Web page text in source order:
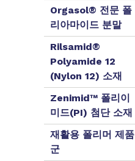
Orgasol® 전문 폴
리아마이드 분말
Rilsamid®
Polyamide 12
(Nylon 12) 소재
Zenimid™ 폴리이
미드(PI) 첨단 소재
재활용 폴리머 제품
군